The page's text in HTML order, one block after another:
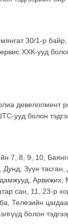
30/1-р
ХХК-ууд
девелопмент
ууд болон
7, 8, 9, 10,
Дунд, Зүүн
Арвижих,
сан, 11, 23-р
Телезийн
болон